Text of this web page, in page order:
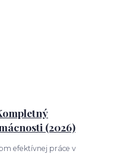
(2026)
efektívnej práce v